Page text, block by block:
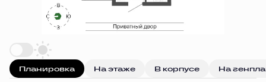
Планировка На этаже В корпусе На